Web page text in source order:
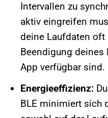
Intervallen zu
aktiv eingreifen
deine Laufdaten oft
Beendigung deines
App verfügbar sind.
Energieeffizienz:
BLE minimiert sich